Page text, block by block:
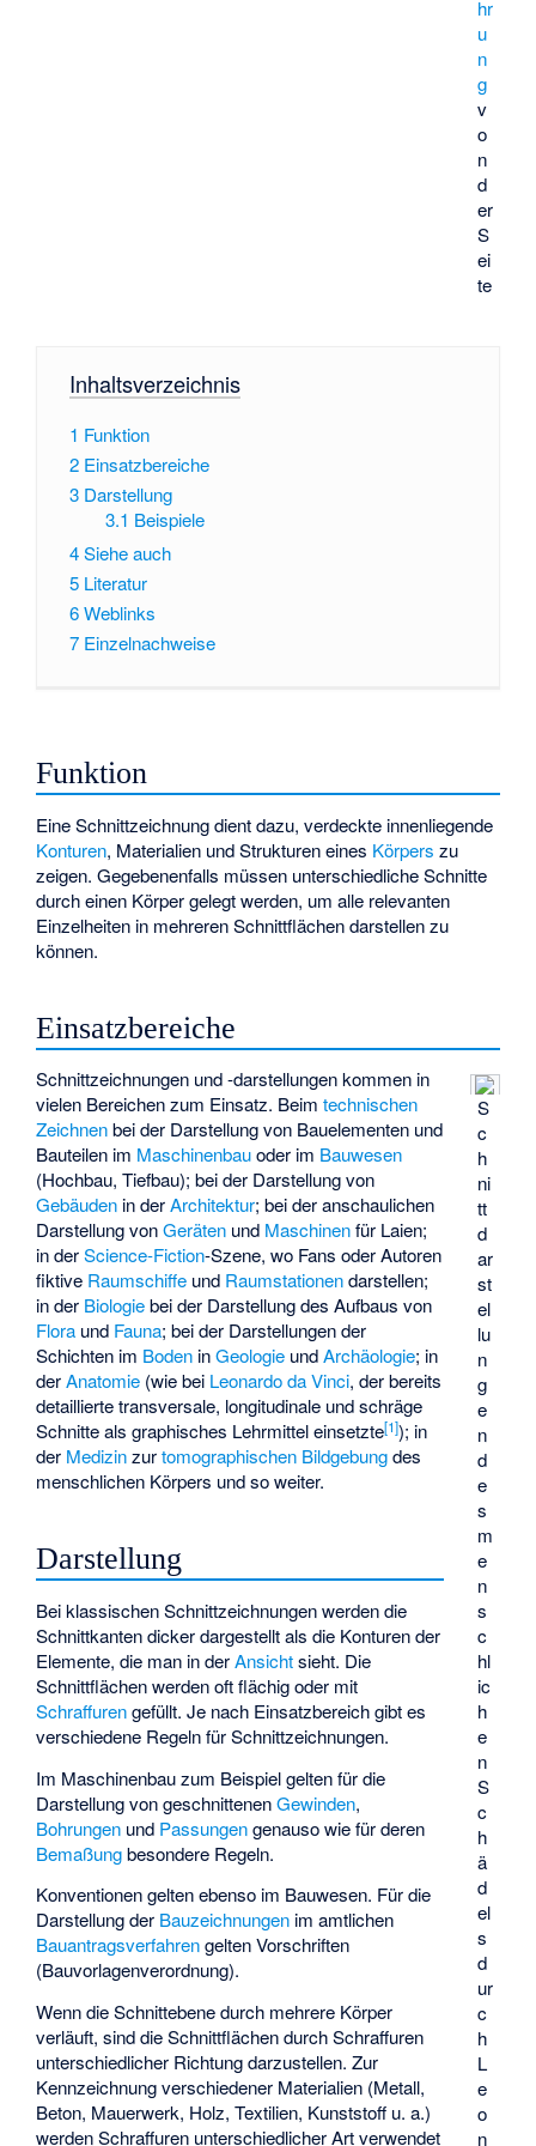
hr
u
n
g
v
o
n
d
er
S
ei
te
Inhaltsverzeichnis
1 Funktion
2 Einsatzbereiche
3 Darstellung
3.1 Beispiele
4Siehe auch
5 Literatur
6Weblinks
7 Einzelnachweise
Funktion
Eine Schnittzeichnung dient dazu, verdeckte innenliegende
Konturen, Materialien und Strukturen eines Körpers zu
zeigen. Gegebenenfalls müssen unterschiedliche Schnitte
durch einen Körper gelegt werden, um alle relevanten
Einzelheiten in mehreren Schnittflächen darstellen zu
können.
Einsatzbereiche
S
c
h
ni
tt
d
ar
st
el
lu
n
g
e
n
d
e
s
m
e
n
s
c
hl
ic
h
e
n
S
c
h
ä
d
el
s
d
ur
c
h
L
e
o
n
Schnittzeichnungen und -darstellungen kommen in
vielen Bereichen zum Einsatz. Beimtechnischen
Zeichnenbei der Darstellung von Bauelementen und
Bauteilen im Maschinenbauoder im Bauwesen
(Hochbau, Tiefbau); bei der Darstellung von
Gebäuden in derArchitektur; bei der anschaulichen
Darstellung vonGeräten und Maschinenfür Laien;
in derScience-Fiction-Szene, wo Fans oder Autoren
fiktive Raumschiffe und Raumstationendarstellen;
in der Biologiebei der Darstellung des Aufbaus von
Flora und Fauna; bei der Darstellungen der
Schichten im Boden inGeologie undArchäologie; in
derAnatomie (wie bei Leonardo da Vinci, der bereits
detaillierte transversale, longitudinale und schräge
Schnitte als graphisches Lehrmittel einsetzte[1]); in
der Medizinzurtomographischen Bildgebungdes
menschlichen Körpers und so weiter.
Darstellung
Bei klassischen Schnittzeichnungen werden die
Schnittkanten dicker dargestellt als die Konturen der
Elemente, die man in derAnsichtsieht. Die
Schnittflächen werden oft flächig oder mit
Schraffurengefüllt. Je nach Einsatzbereich gibt es
verschiedene Regeln für Schnittzeichnungen.
Im Maschinenbau zum Beispiel gelten für die
Darstellung von geschnittenenGewinden,
Bohrungen und Passungengenauso wie für deren
Bemaßungbesondere Regeln.
Konventionen gelten ebenso im Bauwesen. Für die
Darstellung der Bauzeichnungen im amtlichen
Bauantragsverfahrengelten Vorschriften
(Bauvorlagenverordnung).
Wenn die Schnittebene durch mehrere Körper
verläuft, sind die Schnittflächen durch Schraffuren
unterschiedlicher Richtung darzustellen. Zur
Kennzeichnung verschiedener Materialien (Metall,
Beton, Mauerwerk, Holz, Textilien, Kunststoff u. a.)
werden Schraffuren unterschiedlicher Art verwendet